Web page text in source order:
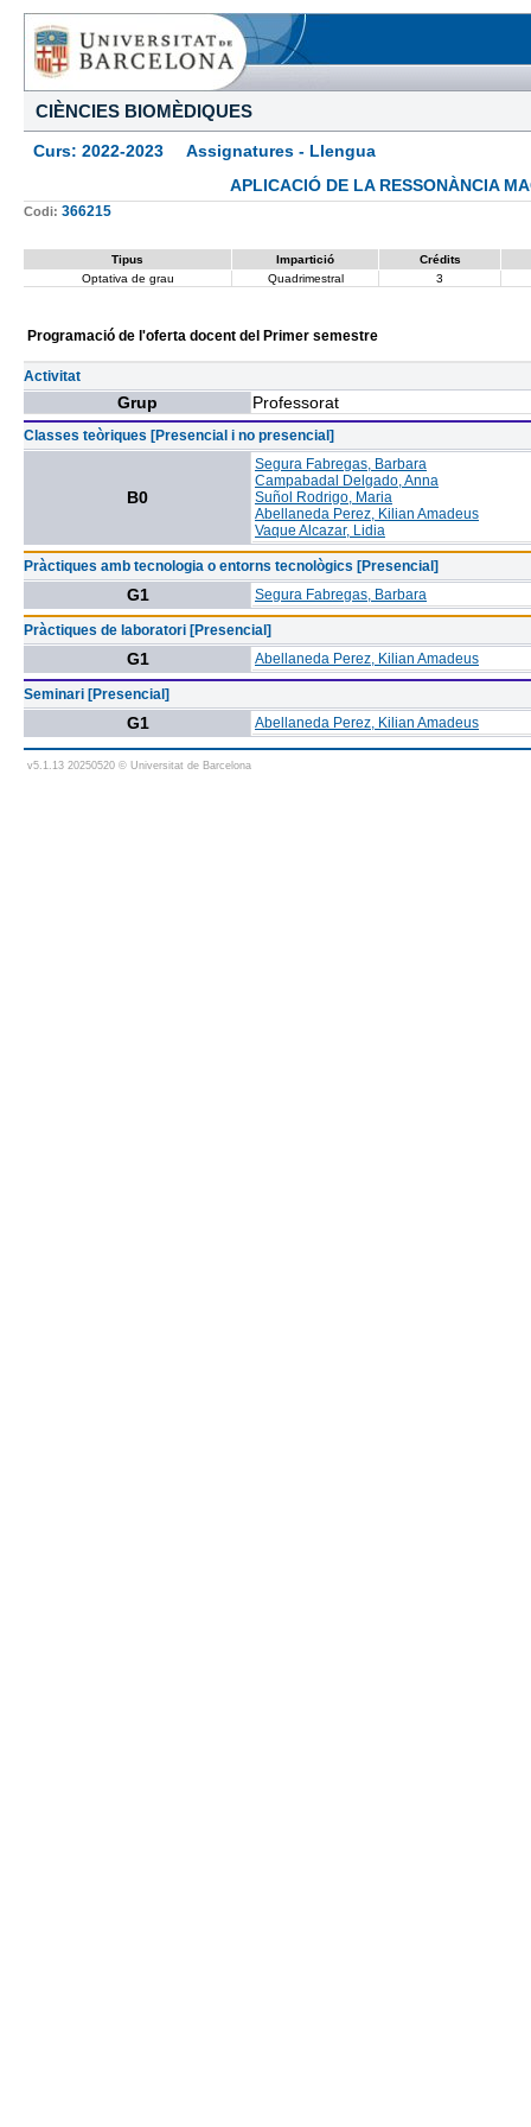
CIÈNCIES BIOMÈDIQUES
Curs: 2022-2023 Assignatures - Llengua
APLICACIÓ DE LA RESSONÀNCIA
Codi: 366215
Tipus Impartició
Crédits
Optativa de grau
Quadrimestral 3
Programació de l'oferta docent del Primer semestre
Activitat
Grup Professorat
Classes teòriques [Presencial i no presencial]
B0
Segura Fabregas, Barbara
Campabadal Delgado, Anna
Suñol Rodrigo, Maria
Abellaneda Perez, Kilian Amadeus
Vaque Alcazar, Lidia
Pràctiques amb tecnologia o entorns tecnològics [Presencial]
G1 Segura Fabregas, Barbara
Pràctiques de laboratori [Presencial]
G1 Abellaneda Perez, Kilian Amadeus
Seminari [Presencial]
G1 Abellaneda Perez, Kilian Amadeus
v5.1.13 20250520 © Universitat de Barcelona